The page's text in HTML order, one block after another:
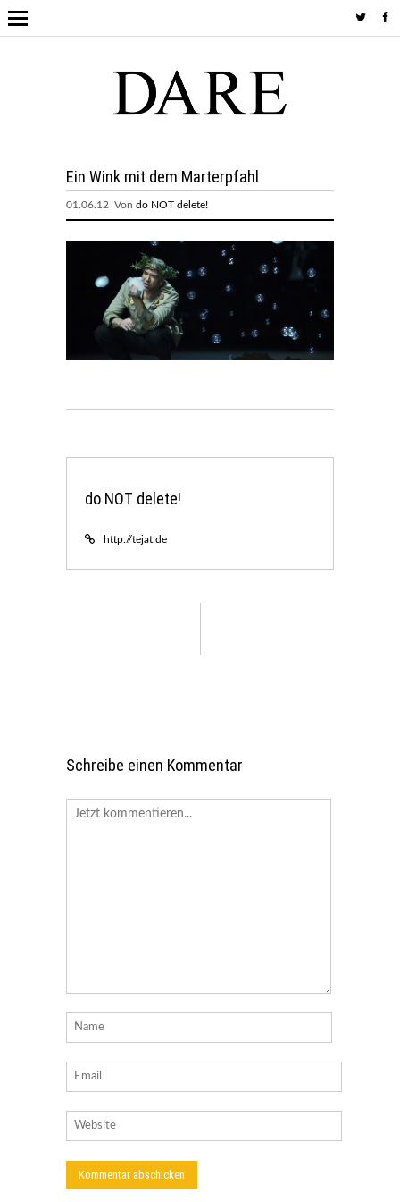
Ein Wink mit dem Marterpfahl
01.06.12 Von do NOT delete!
do NOT delete!
http://tejat.de
Schreibe einen Kommentar